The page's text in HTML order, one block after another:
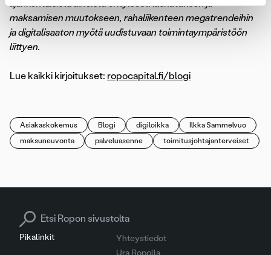
ajankohtaisista aiheista erityisesti laskutuksen ja
maksamisen muutokseen, rahaliikenteen megatrendeihin
ja digitalisaaton myötä uudistuvaan toimintaympäristöön
liittyen.
Lue kaikki kirjoitukset: ropocapital.fi/blogi
Asiakaskokemus Blogi digiloikka
Ilkka Sammelvuo
maksuneuvonta
palveluasenne toimitusjohtajanterveiset
Pikalinkit
Yhteystiedot
Search for: